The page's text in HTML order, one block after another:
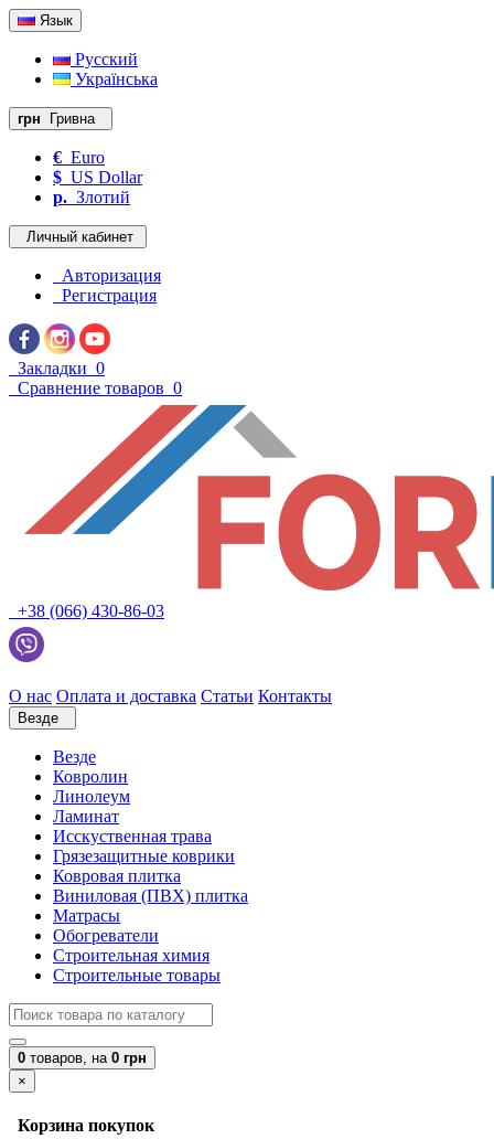
Язык
Русский
Українська
грн Гривна
€ Euro
$ US Dollar
р. Злотий
Личный кабинет
Авторизация
Регистрация
Закладки 0
Сравнение товаров 0
+38 (066) 430-86-03
О нас Оплата и доставка Статьи Контакты
Везде
Везде
Ковролин
Линолеум
Ламинат
Исскуственная трава
Грязезащитные коврики
Ковровая плитка
Виниловая (ПВХ) плитка
Матрасы
Обогреватели
Строительная химия
Строительные товары
0 товаров, на 0 грн
×
Корзина покупок